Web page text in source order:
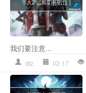
我们要注意...
dtz 02-17